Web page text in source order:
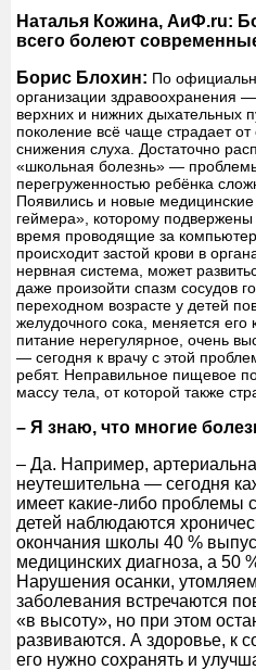
Наталья Кожина, АиФ.ru:
всего болеют
Борис Блохин: По
организации здравоохранения
верхних и нижних дыхательных
поколение всё чаще страдает
снижения слуха. Достаточно
«школьная болезнь» —
перегруженностью ребёнка
Появились и новые
геймера», которому
время проводящие за
происходит застой крови в
нервная система, может
даже произойти спазм сосудов
переходном возрасте у детей
желудочного сока, меняется его
питание нерегулярное, очень
— сегодня к врачу с этой
ребят. Неправильное пищевое
массу тела, от которой также
– Я знаю, что многие
– Да. Например,
неутешительна — сегодня
имеет какие-либо проблемы
детей наблюдаются
окончания школы 40 %
медицинских диагноза, а 50
Нарушения осанки,
заболевания встречаются
«в высоту», но при этом
развиваются. А здоровье, к
его нужно сохранять и